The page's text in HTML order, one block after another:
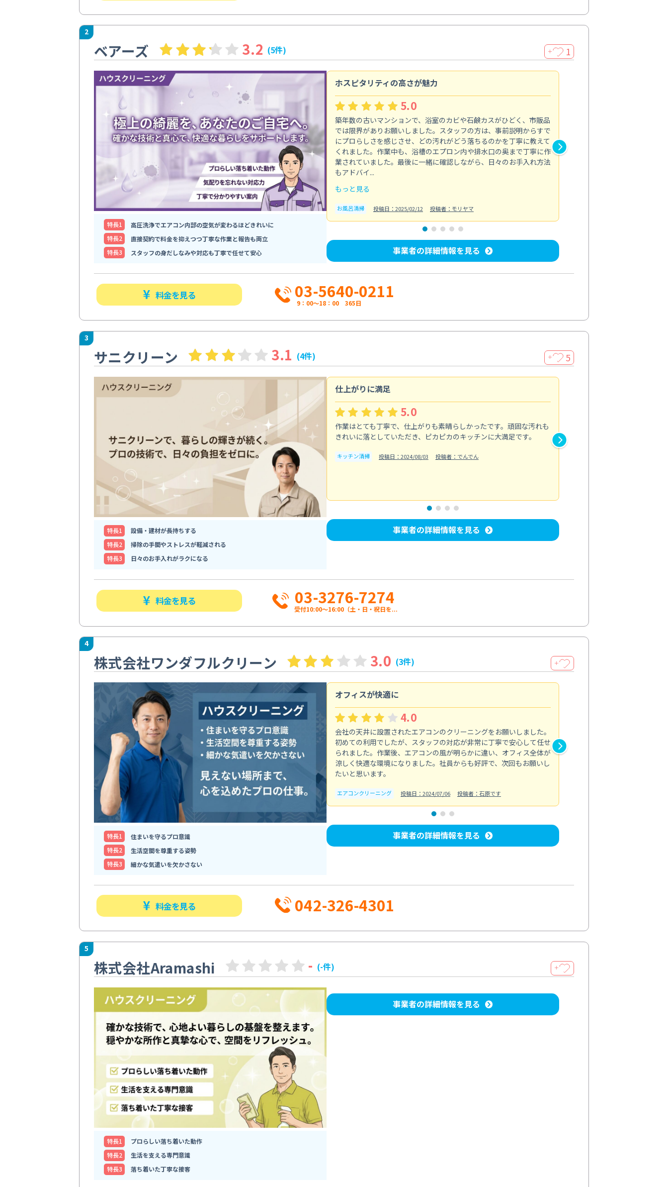
2
ベアーズ 3.2 (5件) ＋ 1
特⻑1
高圧洗浄でエアコン内部の空気が変わるほどきれいに
特⻑2
直接契約で料金を抑えつつ丁寧な作業と報告も両立
特⻑3
スタッフの身だしなみや対応も丁寧で任せて安心
ホスピタリティの高さが魅力
5.0
築年数の古いマンションで、浴室のカビや石鹸カスがひどく、市販品
では限界がありお願いしました。スタッフの方は、事前説明からすで
にプロらしさを感じさせ、どの汚れがどう落ちるのかを丁寧に教えて
くれました。作業中も、浴槽のエプロン内や排水口の奥まで丁寧に作
業されていました。最後に一緒に確認しながら、日々のお手入れ方法
もアドバイ...
もっと見る
お風呂清掃 投稿日：2025/02/12 投稿者：モリヤマ
事業者の詳細情報を見る
料金を見る 03-5640-0211
9：00～18：00 365日
3
サニクリーン 3.1 (4件) ＋ 5
特⻑1
設備・建材が長持ちする
特⻑2
掃除の手間やストレスが軽減される
特⻑3
日々のお手入れがラクになる
仕上がりに満足
5.0
作業はとても丁寧で、仕上がりも素晴らしかったです。頑固な汚れも
きれいに落としていただき、ピカピカのキッチンに大満足です。
キッチン清掃 投稿日：2024/08/03 投稿者：でんでん
事業者の詳細情報を見る
料金を見る 03-3276-7274
受付10:00〜16:00（土・日・祝日を...
4
株式会社ワンダフルクリーン 3.0 (3件) ＋
特⻑1
住まいを守るプロ意識
特⻑2
生活空間を尊重する姿勢
特⻑3
細かな気遣いを欠かさない
オフィスが快適に
4.0
会社の天井に設置されたエアコンのクリーニングをお願いしました。
初めての利用でしたが、スタッフの対応が非常に丁寧で安心して任せ
られました。作業後、エアコンの風が明らかに違い、オフィス全体が
涼しく快適な環境になりました。社員からも好評で、次回もお願いし
たいと思います。
エアコンクリーニング 投稿日：2024/07/06 投稿者：石原です
事業者の詳細情報を見る
料金を見る 042-326-4301
5
株式会社Aramashi - (-件) ＋
特⻑1
プロらしい落ち着いた動作
特⻑2
生活を支える専門意識
特⻑3
落ち着いた丁寧な接客
事業者の詳細情報を見る